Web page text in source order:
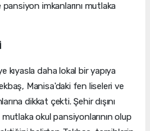
imkanlarını mutlaka
kıyasla daha lokal bir yapıya
Manisa'daki fen liseleri ve
dikkat çekti. Şehir dışını
okul pansiyonlarının olup